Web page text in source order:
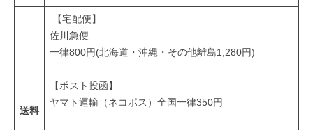
る
康
送料
【宅配便】
佐川急便
一律800円(北海道・沖縄・その他離島1,280円)
【ポスト投函】
ヤマト運輸（ネコポス）全国一律350円